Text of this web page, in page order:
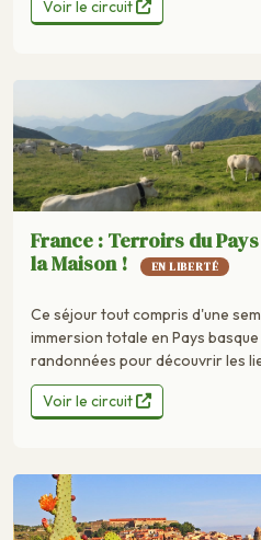
Voir le circuit
France : Terroirs du
la Maison !
EN LIBERTÉ
Ce séjour tout compris d'une
immersion totale en Pays
randonnées pour découvrir les
Voir le circuit